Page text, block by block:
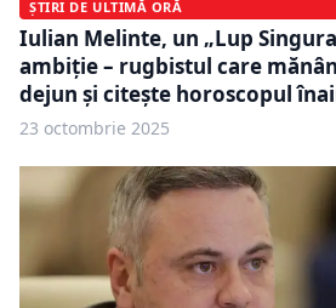
ȘTIRI DE ULTIMĂ ORĂ
Iulian Melinte, un „Lup
ambiție – rugbistul care
dejun și citește horoscopul
23 octombrie 2025